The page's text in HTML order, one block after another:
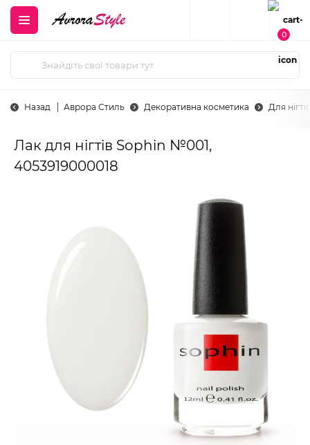
0
Назад Аврора Стиль Декоративна косметика Для нігтів
Лак для нігтів Sophin №001,
4053919000018